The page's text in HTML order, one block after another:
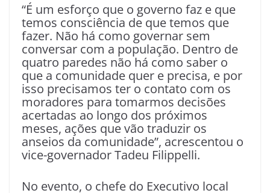
“É um esforço que o governo faz e que
temos consciência de que temos que
fazer. Não há como governar sem
conversar com a população. Dentro de
quatro paredes não há como saber o
que a comunidade quer e precisa, e por
isso precisamos ter o contato com os
moradores para tomarmos decisões
acertadas ao longo dos próximos
meses, ações que vão traduzir os
anseios da comunidade”, acrescentou o
vice-governador Tadeu Filippelli.
No evento, o chefe do Executivo local